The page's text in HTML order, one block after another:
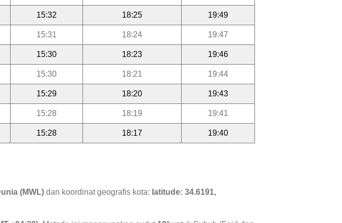
15:32 18:25 19:49
15:31 18:24 19:47
15:30 18:23 19:46
15:30 18:21 19:44
15:29 18:20 19:43
15:28 18:19 19:41
15:28 18:17 19:40
(MWL) dan koordinat geografis kota: latitude: 34.6191,